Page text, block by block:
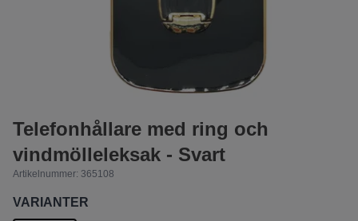
Telefonhållare med ring och
vindmölleleksak - Svart
Artikelnummer: 365108
VARIANTER